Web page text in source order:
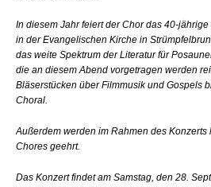
In diesem Jahr feiert der Chor das 40-
in der Evangelischen Kirche in
das weite Spektrum der Literatur für
die an diesem Abend vorgetragen werden
Bläserstücken über Filmmusik und Gospels
Choral.
Außerdem werden im Rahmen des
Chores geehrt.
Das Konzert findet am Samstag, den 28.